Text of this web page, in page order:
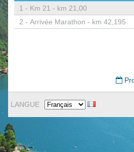
1 - Km 21 - km 21,00
2 - Arrivée Marathon - km 42,195
LANGUE